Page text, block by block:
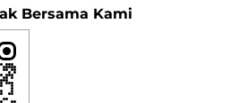
pengalaman Anda.
lebih lanjut bersama
memperbesar.